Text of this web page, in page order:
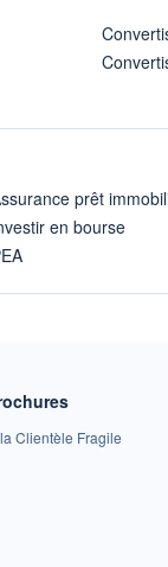
prêt
en bourse
Clientèle Fragile